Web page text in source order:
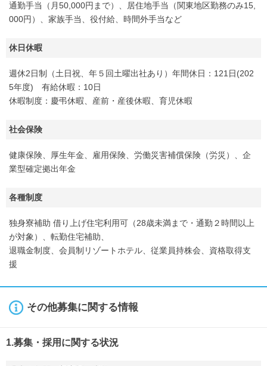
通勤手当（月50,000円まで）、居住地手当（関東地区勤務のみ15,
000円）、家族手当、役付給、時間外手当など
休日休暇
週休2日制（土日祝、年５回土曜出社あり）年間休日：121日(202
5年度) 有給休暇：10日
休暇制度：慶弔休暇、産前・産後休暇、育児休暇
社会保険
健康保険、厚生年金、雇用保険、労働災害補償保険（労災）、企
業型確定拠出年金
各種制度
独身寮補助 借り上げ住宅利用可（28歳未満まで・通勤２時間以上
が対象）、転勤住宅補助、
退職金制度、会員制リゾートホテル、従業員持株会、資格取得支
援
その他募集に関する情報
1.募集・採用に関する状況